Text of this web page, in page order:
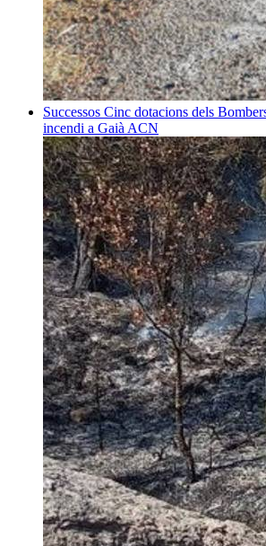
Successos Cinc dotacions dels
incendi a Gaià ACN